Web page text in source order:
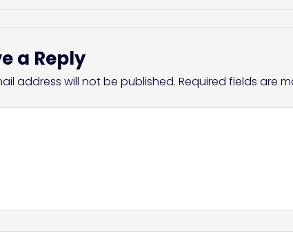
a Reply
address will not be published. Required fields are